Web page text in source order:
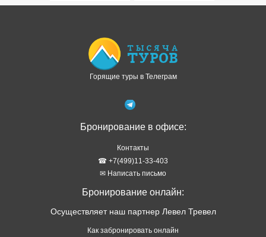
Горящие туры в Телеграм
Бронирование в офисе:
Контакты
☎ +7(499)11-33-403
✉ Написать письмо
Бронирование онлайн:
Осуществляет наш партнер Левел Тревел
Как забронировать онлайн